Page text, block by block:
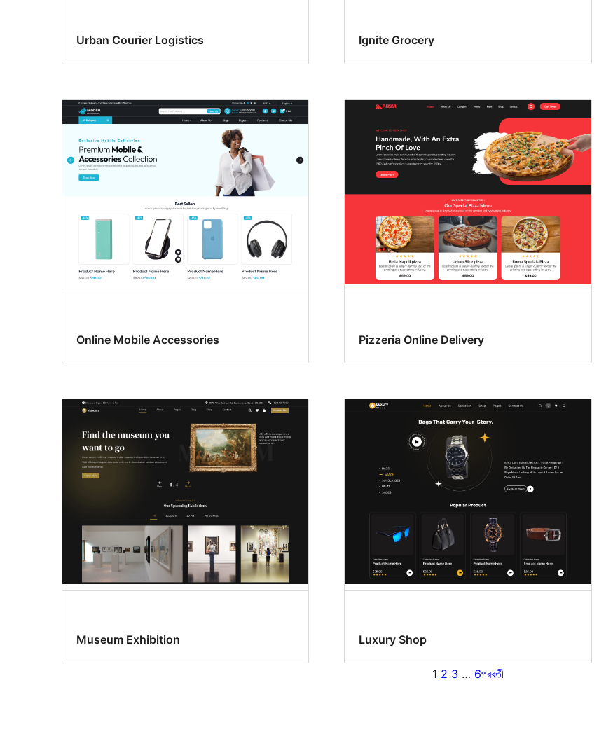
Urban Courier Logistics Ignite Grocery
Online Mobile Accessories Pizzeria Online Delivery
Museum Exhibition Luxury Shop
1 2 3 … 6পরবর্তী